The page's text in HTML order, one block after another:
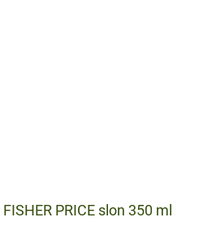
PRICE slon 350 ml